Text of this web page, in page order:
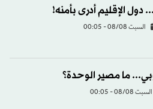
الإقليم أدرى بأمنه!
السبت 08/08 - 00:05
ما مصير الوحدة؟
السبت 08/08 - 00:05